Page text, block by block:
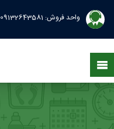
واحد فروش: 09132643581